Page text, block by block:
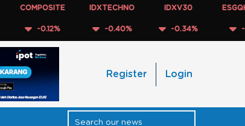
-0.12%
IDXTECHNO
-0.40%
IDXV30
-0.34%
ESGQKEHATI
Register Login